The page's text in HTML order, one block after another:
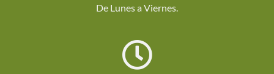
De Lunes a Viernes.